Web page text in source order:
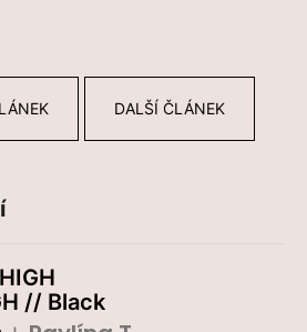
DALŠÍ ČLÁNEK
// Black